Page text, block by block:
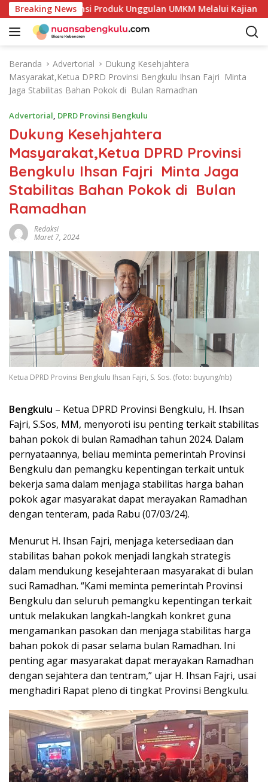
a
Breaking News
Potensi Produk Unggulan UMKM Melalui Kajian Bank
Beranda Advertorial
Dukung Kesehjahtera
Masyarakat,Ketua DPRD Provinsi Bengkulu Ihsan Fajri Minta
Jaga Stabilitas Bahan Pokok di Bulan Ramadhan
Advertorial, DPRD Provinsi Bengkulu
Dukung Kesehjahtera
Masyarakat,Ketua DPRD Provinsi
Bengkulu Ihsan Fajri Minta Jaga
Stabilitas Bahan Pokok di Bulan
Ramadhan
Redaksi
Maret 7, 2024
Ketua DPRD Provinsi Bengkulu Ihsan Fajri, S. Sos. (foto: buyung/nb)
Bengkulu – Ketua DPRD Provinsi Bengkulu, H. Ihsan
Fajri, S.Sos, MM, menyoroti isu penting terkait stabilitas
bahan pokok di bulan Ramadhan tahun 2024. Dalam
pernyataannya, beliau meminta pemerintah Provinsi
Bengkulu dan pemangku kepentingan terkait untuk
bekerja sama dalam menjaga stabilitas harga bahan
pokok agar masyarakat dapat merayakan Ramadhan
dengan tenteram, pada Rabu (07/03/24).
Menurut H. Ihsan Fajri, menjaga ketersediaan dan
stabilitas bahan pokok menjadi langkah strategis
dalam mendukung kesejahteraan masyarakat di bulan
suci Ramadhan. “Kami meminta pemerintah Provinsi
Bengkulu dan seluruh pemangku kepentingan terkait
untuk melakukan langkah-langkah konkret guna
mengamankan pasokan dan menjaga stabilitas harga
bahan pokok di pasar selama bulan Ramadhan. Ini
penting agar masyarakat dapat merayakan Ramadhan
dengan sejahtera dan tentram,” ujar H. Ihsan Fajri, usai
menghadiri Rapat pleno di tingkat Provinsi Bengkulu.